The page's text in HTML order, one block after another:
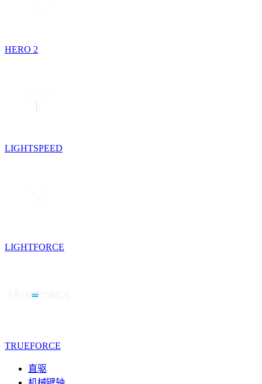
HERO 2
LIGHTSPEED
LIGHTFORCE
TRUEFORCE
直驱